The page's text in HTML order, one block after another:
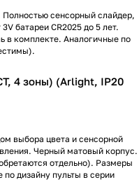
Полностью сенсорный слайдер,
батареи CR2025 до 5 лет.
в комплекте. Аналогичные по
4 зоны) (Arlight, IP20
выбора цвета и сенсорной
Черный матовый корпус.
отдельно). Размеры
дизайну пульты в серии